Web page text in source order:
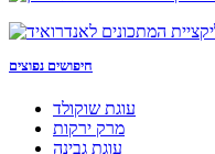
חיפושים נפוצים
עוגת שוקולד
מרק ירקות
עוגת גבינה